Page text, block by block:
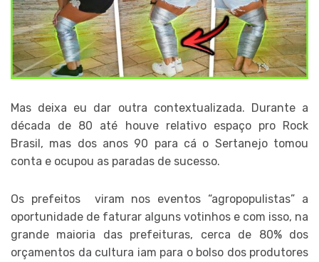
Mas deixa eu dar outra contextualizada. Durante a
década de 80 até houve relativo espaço pro Rock
Brasil, mas dos anos 90 para cá o Sertanejo tomou
conta e ocupou as paradas de sucesso.
Os prefeitos viram nos eventos “agropopulistas” a
oportunidade de faturar alguns votinhos e com isso, na
grande maioria das prefeituras, cerca de 80% dos
orçamentos da cultura iam para o bolso dos produtores